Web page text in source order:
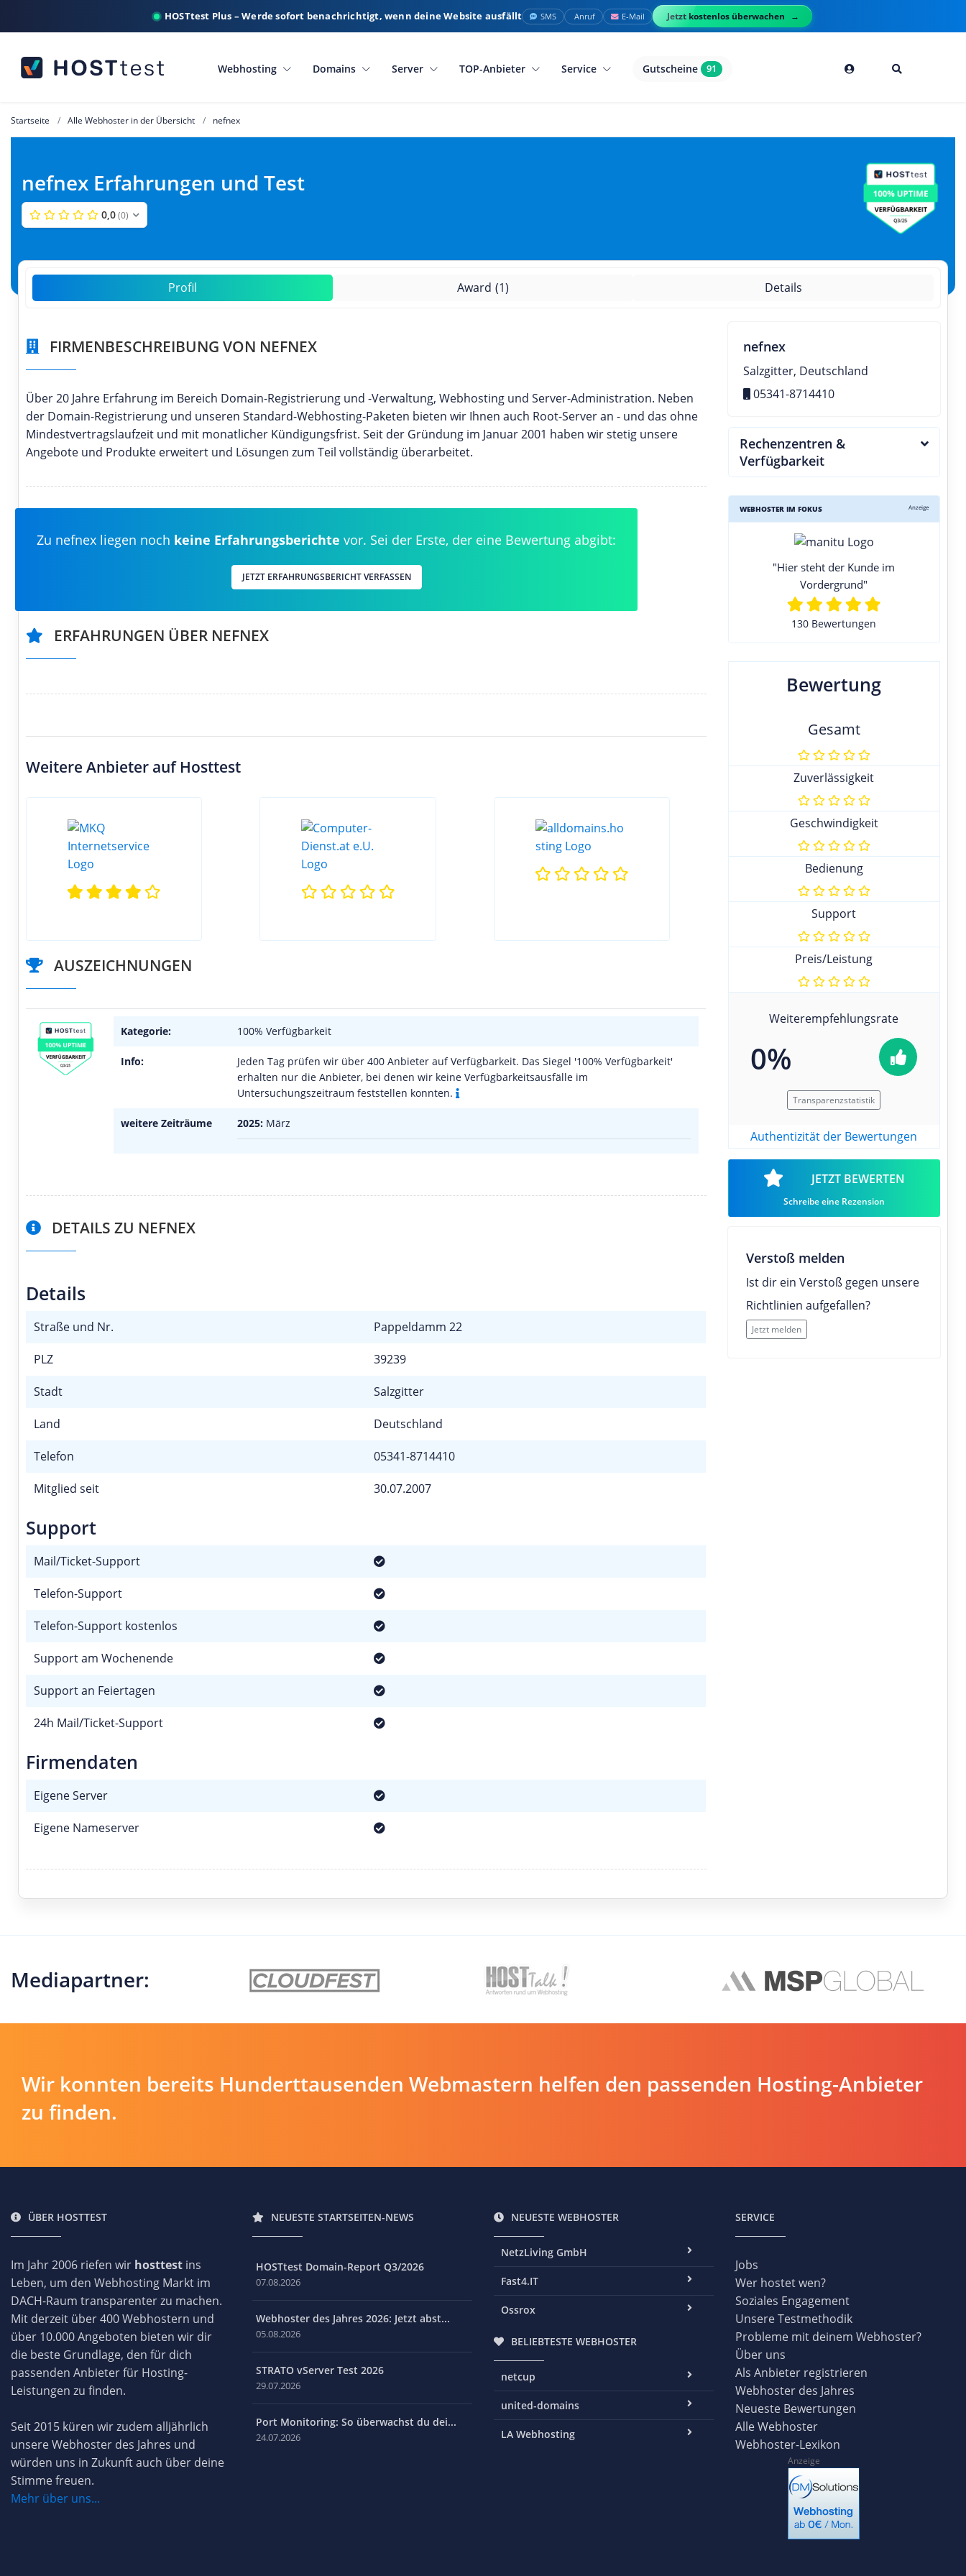
HOSTtest Plus – Werde sofort benachrichtigt, wenn deine Website ausfällt SMS Anruf E-Mail Jetzt kostenlos überwachen
Webhosting Domains Server TOP-Anbieter Service Gutscheine 91
Startseite Alle Webhoster in der Übersicht nefnex
nefnex Erfahrungen und Test
0,0 (0)
Profil Award (1) Details
FIRMENBESCHREIBUNG VON NEFNEX
Über 20 Jahre Erfahrung im Bereich Domain-Registrierung und -Verwaltung, Webhosting und Server-Administration. Neben
der Domain-Registrierung und unseren Standard-Webhosting-Paketen bieten wir Ihnen auch Root-Server an - und das ohne
Mindestvertragslaufzeit und mit monatlicher Kündigungsfrist. Seit der Gründung im Januar 2001 haben wir stetig unsere
Angebote und Produkte erweitert und Lösungen zum Teil vollständig überarbeitet.
Zu nefnex liegen noch keine Erfahrungsberichte vor. Sei der Erste, der eine Bewertung abgibt:
JETZT ERFAHRUNGSBERICHT VERFASSEN
ERFAHRUNGEN ÜBER NEFNEX
Weitere Anbieter auf Hosttest
AUSZEICHNUNGEN
Kategorie: 100% Verfügbarkeit
Info:
Jeden Tag prüfen wir über 400 Anbieter auf Verfügbarkeit. Das Siegel '100% Verfügbarkeit'
erhalten nur die Anbieter, bei denen wir keine Verfügbarkeitsausfälle im
Untersuchungszeitraum feststellen konnten.
weitere Zeiträume 2025: März
DETAILS ZU NEFNEX
Details
Straße und Nr. Pappeldamm 22
PLZ 39239
Stadt Salzgitter
Land Deutschland
Telefon 05341-8714410
Mitglied seit 30.07.2007
Support
Mail/Ticket-Support
Telefon-Support
Telefon-Support kostenlos
Support am Wochenende
Support an Feiertagen
24h Mail/Ticket-Support
Firmendaten
Eigene Server
Eigene Nameserver
nefnex
Salzgitter, Deutschland
05341-8714410
Rechenzentren &
Verfügbarkeit
WEBHOSTER IM FOKUS Anzeige
"Hier steht der Kunde im
Vordergrund"
130 Bewertungen
Bewertung
Gesamt
Zuverlässigkeit
Geschwindigkeit
Bedienung
Support
Preis/Leistung
Weiterempfehlungsrate
0%
Transparenzstatistik
Authentizität der Bewertungen
JETZT BEWERTEN
Schreibe eine Rezension
Verstoß melden
Ist dir ein Verstoß gegen unsere
Richtlinien aufgefallen?
Jetzt melden
Mediapartner:
Wir konnten bereits Hunderttausenden Webmastern helfen den passenden Hosting-Anbieter
zu finden.
ÜBER HOSTTEST
Im Jahr 2006 riefen wir hosttest ins
Leben, um den Webhosting Markt im
DACH-Raum transparenter zu machen.
Mit derzeit über 400 Webhostern und
über 10.000 Angeboten bieten wir dir
die beste Grundlage, den für dich
passenden Anbieter für Hosting-
Leistungen zu finden.
Seit 2015 küren wir zudem alljährlich
unsere Webhoster des Jahres und
würden uns in Zukunft auch über deine
Stimme freuen.
Mehr über uns...
NEUESTE STARTSEITEN-NEWS
HOSTtest Domain-Report Q3/2026
07.08.2026
Webhoster des Jahres 2026: Jetzt abst...
05.08.2026
STRATO vServer Test 2026
29.07.2026
Port Monitoring: So überwachst du dei...
24.07.2026
NEUESTE WEBHOSTER
NetzLiving GmbH
Fast4.IT
Ossrox
BELIEBTESTE WEBHOSTER
netcup
united-domains
LA Webhosting
SERVICE
Jobs
Wer hostet wen?
Soziales Engagement
Unsere Testmethodik
Probleme mit deinem Webhoster?
Über uns
Als Anbieter registrieren
Webhoster des Jahres
Neueste Bewertungen
Alle Webhoster
Webhoster-Lexikon
Anzeige